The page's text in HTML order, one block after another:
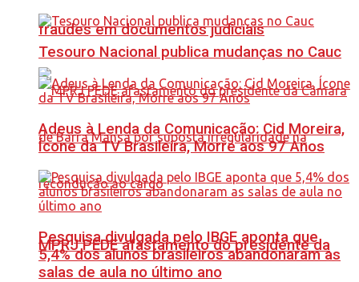
fraudes em documentos judiciais
MPRJ PEDE afastamento do presidente da
Tesouro Nacional publica mudanças no Cauc
Adeus à Lenda da Comunicação: Cid Moreira,
Ícone da TV Brasileira, Morre aos 97 Anos
Pesquisa divulgada pelo IBGE aponta que
5,4% dos alunos brasileiros abandonaram as
salas de aula no último ano